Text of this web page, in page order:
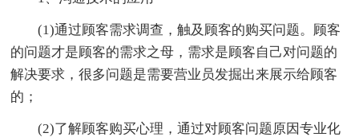
(1)通过顾客需求调查，触及顾客的购买问题。顾客
的问题才是顾客的需求之母，需求是顾客自己对问题的
解决要求，很多问题是需要营业员发掘出来展示给顾客
的；
(2)了解顾客购买心理，通过对顾客问题原因专业化